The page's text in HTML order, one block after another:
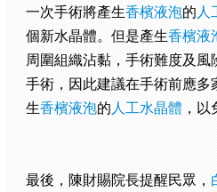
一次手術將產生香檳液泡的人
個新水晶體。但是產生香檳液
周圍組織沾黏，手術難度及
手術，因此建議在手術前應
生香檳液泡的人工水晶體 ，
最後，陳財賜院長提醒民眾，